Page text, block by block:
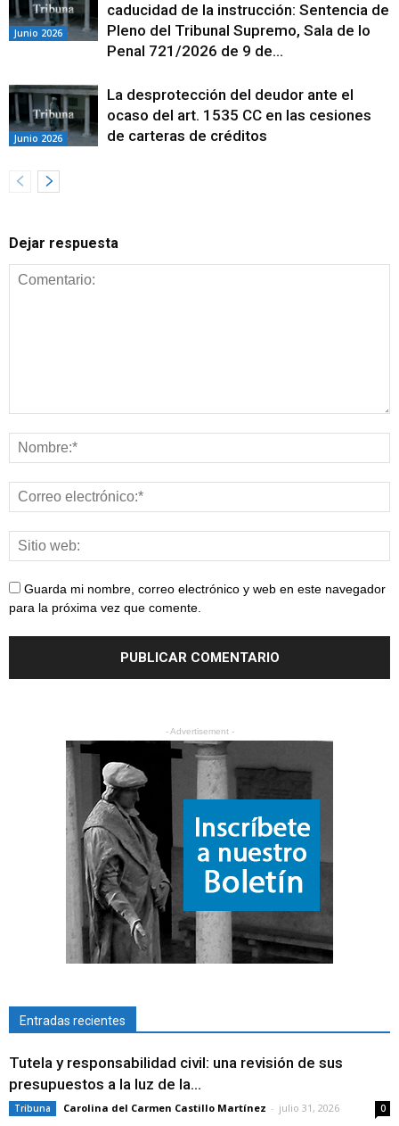
Junio 2026
caducidad de la instrucción: Sentencia de
Pleno del Tribunal Supremo, Sala de lo
Penal 721/2026 de 9 de...
Junio 2026
La desprotección del deudor ante el
ocaso del art. 1535 CC en las cesiones
de carteras de créditos
Dejar respuesta
Guarda mi nombre, correo electrónico y web en este navegador
para la próxima vez que comente.
- Advertisement -
Entradas recientes
Tutela y responsabilidad civil: una revisión de sus
presupuestos a la luz de la...
Tribuna Carolina del Carmen Castillo Martínez - julio 31, 2026 0